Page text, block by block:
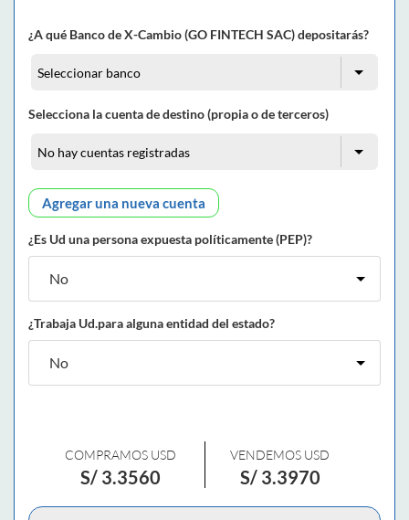
¿A qué Banco de X-Cambio (GO FINTECH SAC) depositarás?
Selecciona la cuenta de destino (propia o de terceros)
Agregar una nueva cuenta
¿Es Ud una persona expuesta políticamente (PEP)?
¿Trabaja Ud.para alguna entidad del estado?
COMPRAMOS USD
S/ 3.3560
VENDEMOS USD
S/ 3.3970